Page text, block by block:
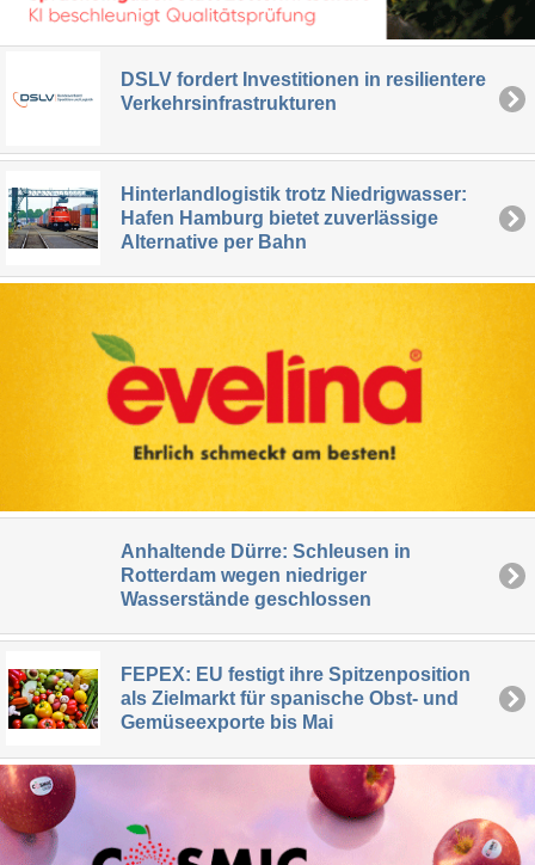
DSLV fordert Investitionen in resilientere
Verkehrsinfrastrukturen
Hinterlandlogistik trotz Niedrigwasser:
Hafen Hamburg bietet zuverlässige
Alternative per Bahn
Anhaltende Dürre: Schleusen in
Rotterdam wegen niedriger
Wasserstände geschlossen
FEPEX: EU festigt ihre Spitzenposition
als Zielmarkt für spanische Obst- und
Gemüseexporte bis Mai